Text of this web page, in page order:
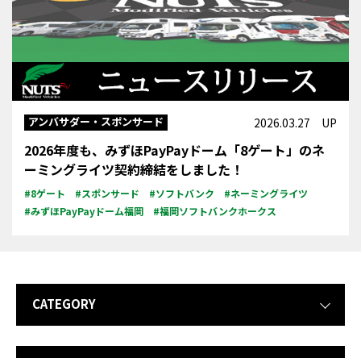
アンバサダー・スポンサード 2026.03.27 UP
2026年度も、みずほPayPayドーム「8ゲート」のネ
ーミングライツ契約締結をしました！
#8ゲート #スポンサード #ソフトバンク
#ネーミングライツ
#みずほPayPayドーム福岡
#福岡ソフトバンクホークス
CATEGORY